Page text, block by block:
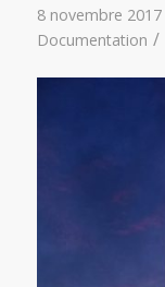
8 novembre 2017
Documentation /